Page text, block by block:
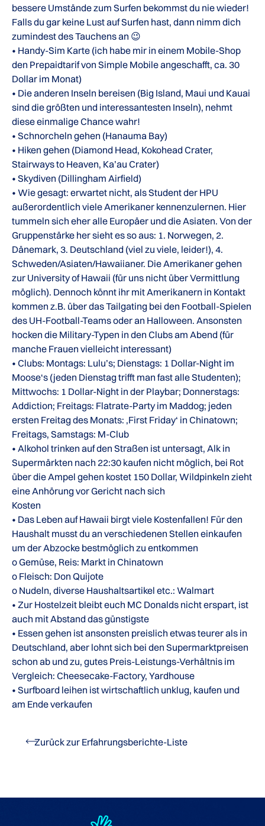
bessere Umstände zum Surfen bekommst du nie wieder!
Falls du gar keine Lust auf Surfen hast, dann nimm dich
zumindest des Tauchens an 😉
• Handy-Sim Karte (ich habe mir in einem Mobile-Shop
den Prepaidtarif von Simple Mobile angeschafft, ca. 30
Dollar im Monat)
• Die anderen Inseln bereisen (Big Island, Maui und Kauai
sind die größten und interessantesten Inseln), nehmt
diese einmalige Chance wahr!
• Schnorcheln gehen (Hanauma Bay)
• Hiken gehen (Diamond Head, Kokohead Crater,
Stairways to Heaven, Ka’au Crater)
• Skydiven (Dillingham Airfield)
• Wie gesagt: erwartet nicht, als Student der HPU
außerordentlich viele Amerikaner kennenzulernen. Hier
tummeln sich eher alle Europäer und die Asiaten. Von der
Gruppenstärke her sieht es so aus: 1. Norwegen, 2.
Dänemark, 3. Deutschland (viel zu viele, leider!), 4.
Schweden/Asiaten/Hawaiianer. Die Amerikaner gehen
zur University of Hawaii (für uns nicht über Vermittlung
möglich). Dennoch könnt ihr mit Amerikanern in Kontakt
kommen z.B. über das Tailgating bei den Football-Spielen
des UH-Football-Teams oder an Halloween. Ansonsten
hocken die Military-Typen in den Clubs am Abend (für
manche Frauen vielleicht interessant)
• Clubs: Montags: Lulu’s; Dienstags: 1 Dollar-Night im
Moose‘s (jeden Dienstag trifft man fast alle Studenten);
Mittwochs: 1 Dollar-Night in der Playbar; Donnerstags:
Addiction; Freitags: Flatrate-Party im Maddog; jeden
ersten Freitag des Monats: ‚First Friday‘ in Chinatown;
Freitags, Samstags: M-Club
• Alkohol trinken auf den Straßen ist untersagt, Alk in
Supermärkten nach 22:30 kaufen nicht möglich, bei Rot
über die Ampel gehen kostet 150 Dollar, Wildpinkeln zieht
eine Anhörung vor Gericht nach sich
Kosten
• Das Leben auf Hawaii birgt viele Kostenfallen! Für den
Haushalt musst du an verschiedenen Stellen einkaufen
um der Abzocke bestmöglich zu entkommen
o Gemüse, Reis: Markt in Chinatown
o Fleisch: Don Quijote
o Nudeln, diverse Haushaltsartikel etc.: Walmart
• Zur Hostelzeit bleibt euch MC Donalds nicht erspart, ist
auch mit Abstand das günstigste
• Essen gehen ist ansonsten preislich etwas teurer als in
Deutschland, aber lohnt sich bei den Supermarktpreisen
schon ab und zu, gutes Preis-Leistungs-Verhältnis im
Vergleich: Cheesecake-Factory, Yardhouse
• Surfboard leihen ist wirtschaftlich unklug, kaufen und
am Ende verkaufen
Zurück zur Erfahrungsberichte-Liste